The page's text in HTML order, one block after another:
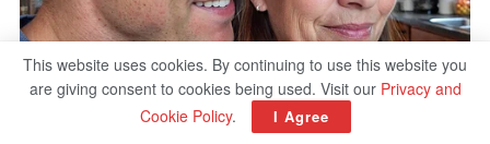
This website uses cookies. By continuing to use this website you
are giving consent to cookies being used. Visit our Privacy and
Cookie Policy. I Agree